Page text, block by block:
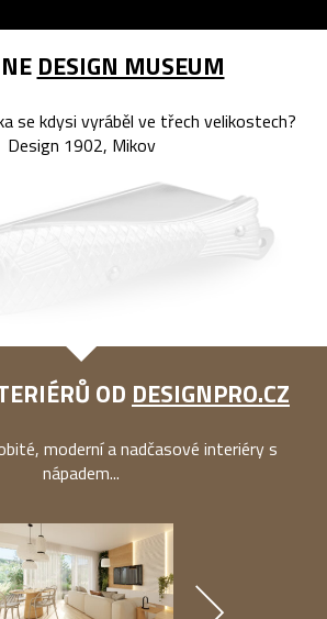
DESIGN MUSEUM
se kdysi vyráběl ve třech velikostech?
Design 1902, Mikov
OD DESIGNPRO.CZ
moderní a nadčasové interiéry s
nápadem...